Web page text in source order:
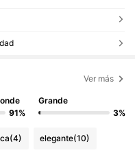
Ver más
91%
Grande
3%
(4) elegante(10)